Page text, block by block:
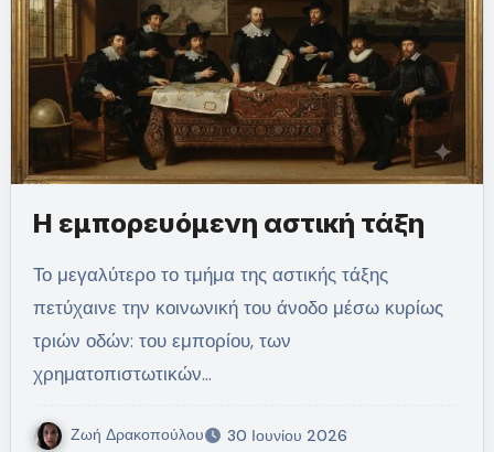
Η εμπορευόμενη αστική τάξη
Το μεγαλύτερο το τμήμα της αστικής τάξης
πετύχαινε την κοινωνική του άνοδο μέσω κυρίως
τριών οδών: του εμπορίου, των
χρηματοπιστωτικών…
Ζωή Δρακοπούλου 30 Ιουνίου 2026